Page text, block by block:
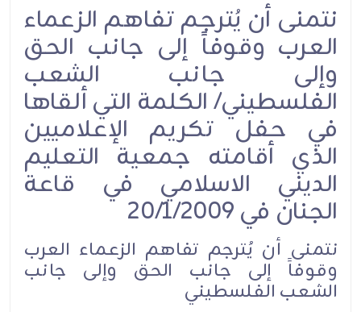
نتمنى أن يُترجم تفاهم الزعماء
العرب وقوفاً إلى جانب الحق
وإلى جانب الشعب
الفلسطيني/ الكلمة التي ألقاها
في حفل تكريم الإعلاميين
الذي أقامته جمعية التعليم
الديني الاسلامي في قاعة
الجنان في 20/1/2009
نتمنى أن يُترجم تفاهم الزعماء العرب
وقوفاً إلى جانب الحق وإلى جانب
الشعب الفلسطيني